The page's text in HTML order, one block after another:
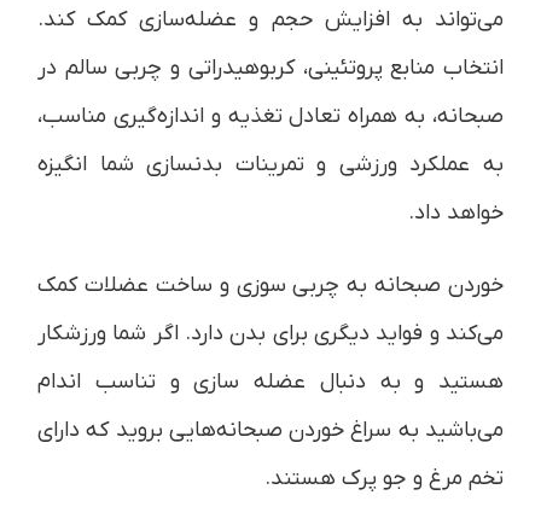
می‌تواند به افزایش حجم و عضله‌سازی کمک کند.
انتخاب منابع پروتئینی، کربوهیدراتی و چربی سالم در
صبحانه، به همراه تعادل تغذیه و اندازه‌گیری مناسب،
به عملکرد ورزشی و تمرینات بدنسازی شما انگیزه
خواهد داد.
خوردن صبحانه به چربی سوزی و ساخت عضلات کمک
می‌کند و فواید دیگری برای بدن دارد. اگر شما ورزشکار
هستید و به دنبال عضله سازی و تناسب اندام
می‌باشید به سراغ خوردن صبحانه‌هایی بروید که دارای
تخم مرغ و جو پرک هستند.